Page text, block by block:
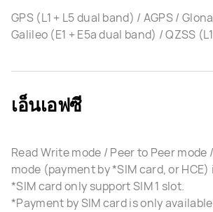
GPS (L1 + L5 dual band) / AGPS /
Galileo (E1 + E5a dual band) / QZSS
เอ็นเอฟซี
Read Write mode / Peer to Peer mode
mode (payment by *SIM card, or
*SIM card only support SIM 1 slot.
*Payment by SIM card is only